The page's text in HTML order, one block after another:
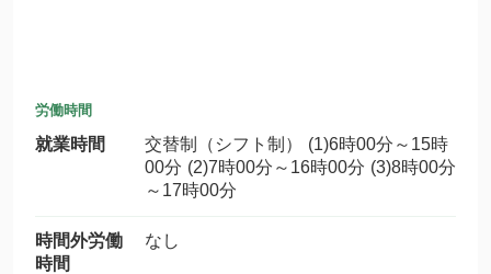
労働時間
就業時間
交替制（シフト制） (1)6時00分～15時
00分 (2)7時00分～16時00分 (3)8時00分
～17時00分
時間外労働
時間
なし